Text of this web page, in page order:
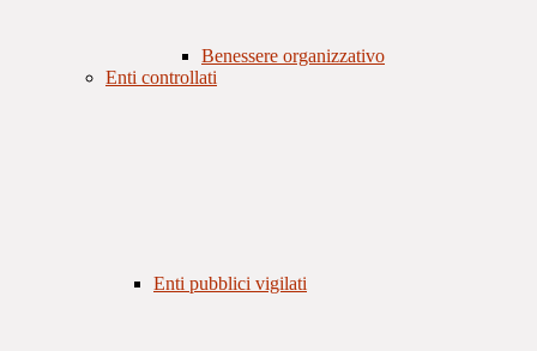
Benessere organizzativo
Enti controllati
Enti pubblici vigilati